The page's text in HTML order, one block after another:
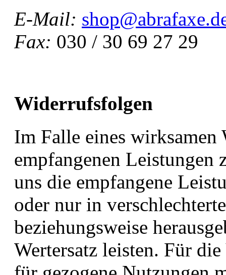
E-Mail:
Fax: 030 / 30 69 27 29
Widerrufsfolgen
Im Falle eines
empfangenen Leistungen
uns die empfangene
oder nur in
beziehungsweise
Wertersatz leisten. Für